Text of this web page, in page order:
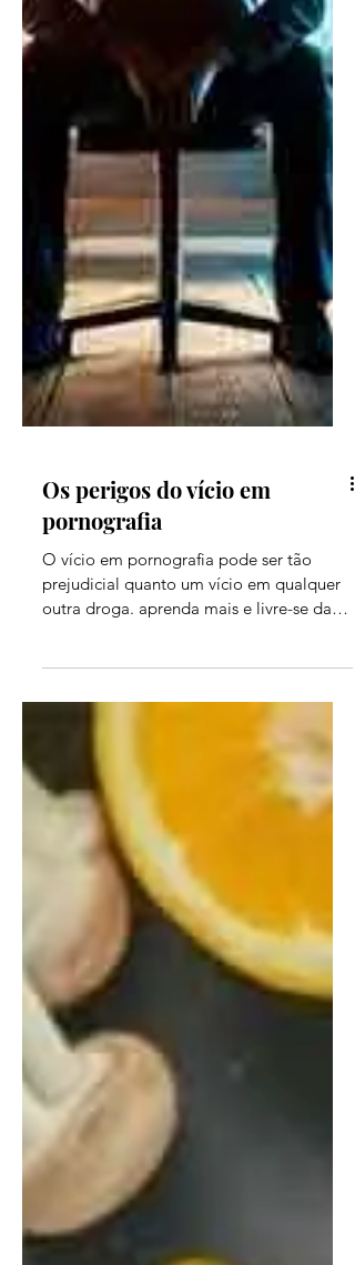
Os perigos do vício em
pornografia
O vício em pornografia pode ser tão
outra droga. aprenda mais e livre-se das